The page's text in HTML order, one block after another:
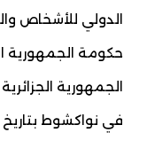
الدولي للأشخاص
حكومة الجمهورية
الجمهورية
في نواكشوط بتاريخ 14 سبتمبر 2022.